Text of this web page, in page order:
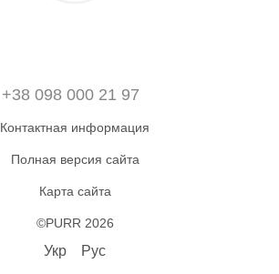
+38 098 000 21 97
Контактная информация
Полная версия сайта
Карта сайта
©PURR 2026
Укр Рус